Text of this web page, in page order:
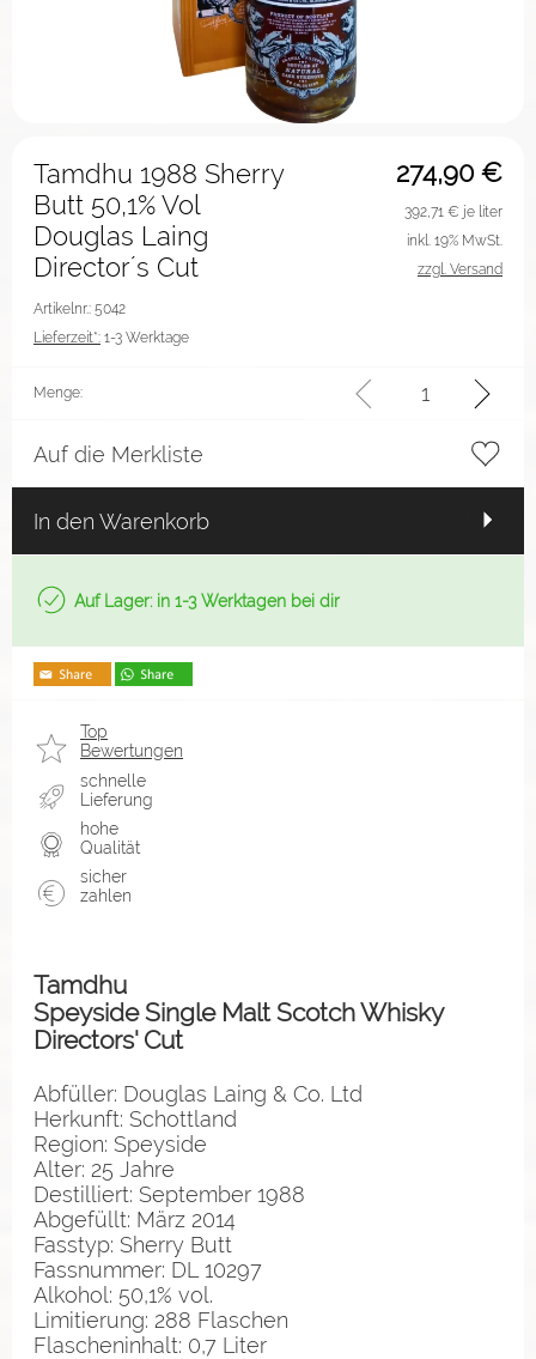
274,90 €
Tamdhu 1988 Sherry
Butt 50,1% Vol
Douglas Laing
Director´s Cut
Artikelnr.: 5042
Lieferzeit*: 1-3 Werktage
392,71 € je liter
inkl. 19% MwSt.
zzgl. Versand
Menge:
Auf die Merkliste
In den Warenkorb
Auf Lager: in 1-3 Werktagen bei dir
Top
Bewertungen
schnelle
Lieferung
hohe
Qualität
sicher
zahlen
Tamdhu
Speyside Single Malt Scotch Whisky
Directors' Cut
Abfüller: Douglas Laing & Co. Ltd
Herkunft: Schottland
Region: Speyside
Alter: 25 Jahre
Destilliert: September 1988
Abgefüllt: März 2014
Fasstyp: Sherry Butt
Fassnummer: DL 10297
Alkohol: 50,1% vol.
Limitierung: 288 Flaschen
Flascheninhalt: 0,7 Liter